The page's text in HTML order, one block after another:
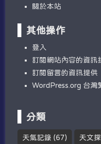
關於本站
其他操作
登入
訂閱網站內容的資訊
訂閱留言的資訊提供
WordPress.org 台灣
分類
天氣記錄 (67) 天文